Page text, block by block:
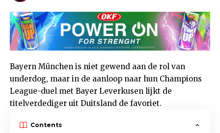
Bayern München is niet gewend aan de rol van
underdog, maar in de aanloop naar hun Champions
League-duel met Bayer Leverkusen lijkt de
titelverdediger uit Duitsland de favoriet.
Contents